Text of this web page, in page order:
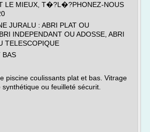
LE MIEUX, T�?L�?PHONEZ-NOUS
JURALU : ABRI PLAT OU
INDEPENDANT OU ADOSSE, ABRI
TELESCOPIQUE
BAS
piscine coulissants plat et bas. Vitrage
ou feuilleté sécurit.